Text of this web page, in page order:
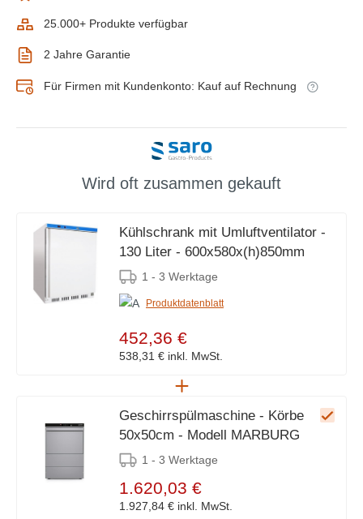
25.000+ Produkte verfügbar
2 Jahre Garantie
Für Firmen mit Kundenkonto: Kauf auf Rechnung
Wird oft zusammen gekauft
Kühlschrank mit Umluftventilator -
130 Liter - 600x580x(h)850mm
1 - 3 Werktage
Produktdatenblatt
452,36 €
538,31 € inkl. MwSt.
Geschirrspülmaschine - Körbe
50x50cm - Modell MARBURG
1 - 3 Werktage
1.620,03 €
1.927,84 € inkl. MwSt.